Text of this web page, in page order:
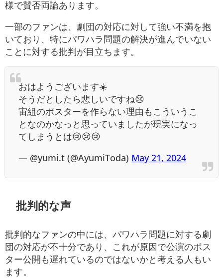
様で賛否両論あります。
一部のファンは、劇団の対応に対して強い不満を抱
いており、特にパワハラ問題の解決が進んでいない
ことに対する批判が目立ちます。
おはようございます☀️
そうだとしたら悲しいですね😢
宙組のポスターを作らない理由もこういうこ
となのかなっと思っていましたが現実になっ
てしまうとは😢😢😢
— @yumi.t (@AyumiToda) May 21, 2024
批判的な声
批判的なファンの中には、パワハラ問題に対する劇
団の対応が不十分であり、これが原因で公演のポス
ター公開も遅れているのではないかと考える人もい
ます。